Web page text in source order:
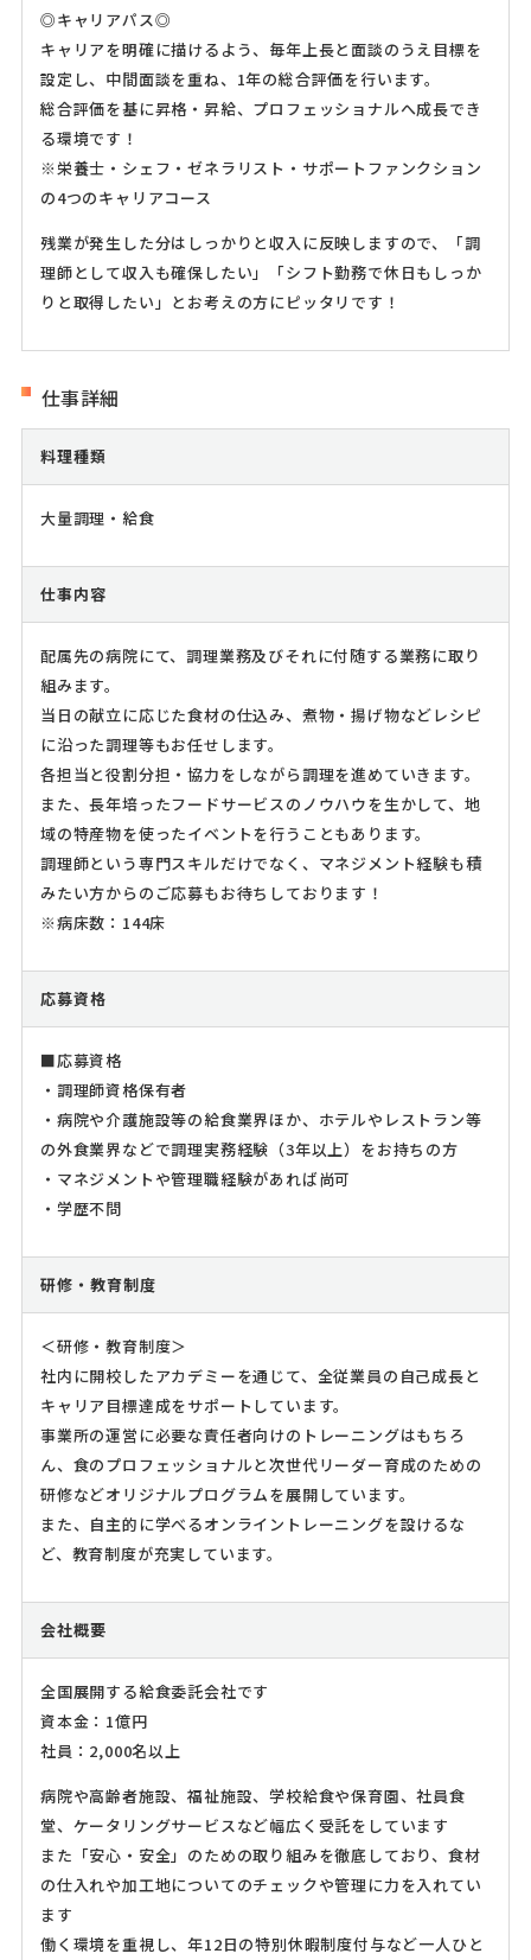
◎キャリアパス◎
キャリアを明確に描けるよう、毎年上長と面談のうえ目標を
設定し、中間面談を重ね、1年の総合評価を行います。
総合評価を基に昇格・昇給、プロフェッショナルへ成長でき
る環境です！
※栄養士・シェフ・ゼネラリスト・サポートファンクション
の4つのキャリアコース
残業が発生した分はしっかりと収入に反映しますので、「調
理師として収入も確保したい」「シフト勤務で休日もしっか
りと取得したい」とお考えの方にピッタリです！
仕事詳細
料理種類
大量調理・給食
仕事内容
配属先の病院にて、調理業務及びそれに付随する業務に取り
組みます。
当日の献立に応じた食材の仕込み、煮物・揚げ物などレシピ
に沿った調理等もお任せします。
各担当と役割分担・協力をしながら調理を進めていきます。
また、長年培ったフードサービスのノウハウを生かして、地
域の特産物を使ったイベントを行うこともあります。
調理師という専門スキルだけでなく、マネジメント経験も積
みたい方からのご応募もお待ちしております！
※病床数：144床
応募資格
■応募資格
・調理師資格保有者
・病院や介護施設等の給食業界ほか、ホテルやレストラン等
の外食業界などで調理実務経験（3年以上）をお持ちの方
・マネジメントや管理職経験があれば尚可
・学歴不問
研修・教育制度
＜研修・教育制度＞
社内に開校したアカデミーを通じて、全従業員の自己成長と
キャリア目標達成をサポートしています。
事業所の運営に必要な責任者向けのトレーニングはもちろ
ん、食のプロフェッショナルと次世代リーダー育成のための
研修などオリジナルプログラムを展開しています。
また、自主的に学べるオンライントレーニングを設けるな
ど、教育制度が充実しています。
会社概要
全国展開する給食委託会社です
資本金：1億円
社員：2,000名以上
病院や高齢者施設、福祉施設、学校給食や保育園、社員食
堂、ケータリングサービスなど幅広く受託をしています
また「安心・安全」のための取り組みを徹底しており、食材
の仕入れや加工地についてのチェックや管理に力を入れてい
ます
働く環境を重視し、年12日の特別休暇制度付与など一人ひと